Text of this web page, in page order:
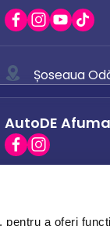
a oferi
Șoseaua
0742 444
AutoDE